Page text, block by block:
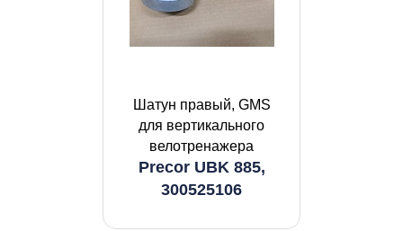
Шатун правый, GMS
для вертикального
велотренажера
Precor UBK 885,
300525106